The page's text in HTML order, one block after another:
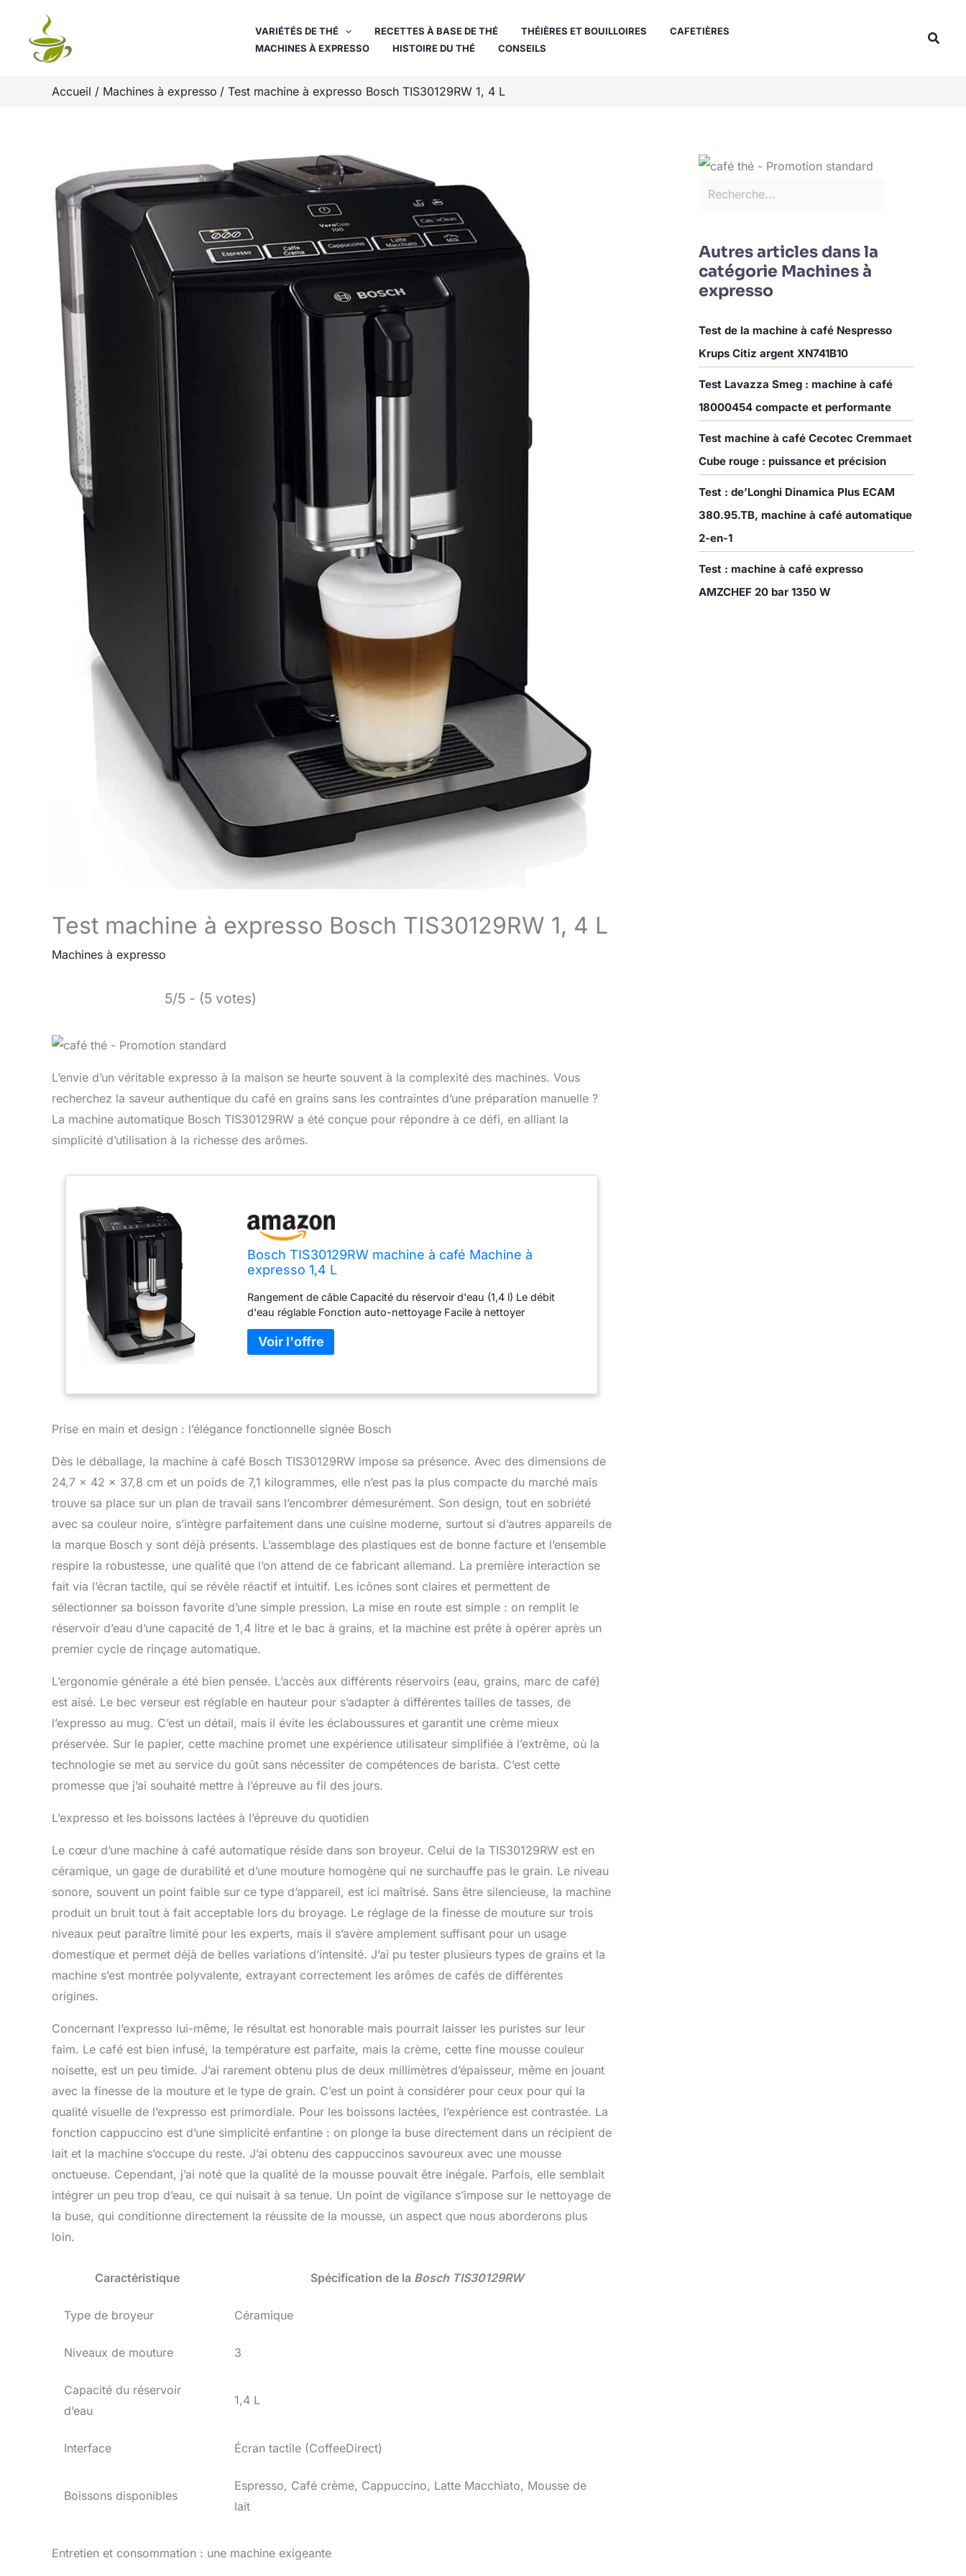
contenu
VARIÉTÉS DE THÉ RECETTES À BASE DE THÉ THÉIÈRES ET BOUILLOIRES
CAFETIÈRES
MACHINES À EXPRESSO
HISTOIRE DU THÉ CONSEILS
Accueil Machines à expresso Test machine à expresso Bosch TIS30129RW 1, 4 L
Test machine à expresso Bosch TIS30129RW 1, 4 L
Machines à expresso
5/5 - (5 votes)
L’envie d’un véritable expresso à la maison se heurte souvent à la complexité des machines. Vous
recherchez la saveur authentique du café en grains sans les contraintes d’une préparation manuelle ?
La machine automatique Bosch TIS30129RW a été conçue pour répondre à ce défi, en alliant la
simplicité d’utilisation à la richesse des arômes.
Bosch TIS30129RW machine à café Machine à
expresso 1,4 L
Rangement de câble Capacité du réservoir d'eau (1,4 l) Le débit
d'eau réglable Fonction auto-nettoyage Facile à nettoyer
Prise en main et design : l’élégance fonctionnelle signée Bosch
Dès le déballage, la machine à café Bosch TIS30129RW impose sa présence. Avec des dimensions de
24,7 x 42 x 37,8 cm et un poids de 7,1 kilogrammes, elle n’est pas la plus compacte du marché mais
trouve sa place sur un plan de travail sans l’encombrer démesurément. Son design, tout en sobriété
avec sa couleur noire, s’intègre parfaitement dans une cuisine moderne, surtout si d’autres appareils de
la marque Bosch y sont déjà présents. L’assemblage des plastiques est de bonne facture et l’ensemble
respire la robustesse, une qualité que l’on attend de ce fabricant allemand. La première interaction se
fait via l’écran tactile, qui se révèle réactif et intuitif. Les icônes sont claires et permettent de
sélectionner sa boisson favorite d’une simple pression. La mise en route est simple : on remplit le
réservoir d’eau d’une capacité de 1,4 litre et le bac à grains, et la machine est prête à opérer après un
premier cycle de rinçage automatique.
L’ergonomie générale a été bien pensée. L’accès aux différents réservoirs (eau, grains, marc de café)
est aisé. Le bec verseur est réglable en hauteur pour s’adapter à différentes tailles de tasses, de
l’expresso au mug. C’est un détail, mais il évite les éclaboussures et garantit une crème mieux
préservée. Sur le papier, cette machine promet une expérience utilisateur simplifiée à l’extrême, où la
technologie se met au service du goût sans nécessiter de compétences de barista. C’est cette
promesse que j’ai souhaité mettre à l’épreuve au fil des jours.
L’expresso et les boissons lactées à l’épreuve du quotidien
Le cœur d’une machine à café automatique réside dans son broyeur. Celui de la TIS30129RW est en
céramique, un gage de durabilité et d’une mouture homogène qui ne surchauffe pas le grain. Le niveau
sonore, souvent un point faible sur ce type d’appareil, est ici maîtrisé. Sans être silencieuse, la machine
produit un bruit tout à fait acceptable lors du broyage. Le réglage de la finesse de mouture sur trois
niveaux peut paraître limité pour les experts, mais il s’avère amplement suffisant pour un usage
domestique et permet déjà de belles variations d’intensité. J’ai pu tester plusieurs types de grains et la
machine s’est montrée polyvalente, extrayant correctement les arômes de cafés de différentes
origines.
Concernant l’expresso lui-même, le résultat est honorable mais pourrait laisser les puristes sur leur
faim. Le café est bien infusé, la température est parfaite, mais la crème, cette fine mousse couleur
noisette, est un peu timide. J’ai rarement obtenu plus de deux millimètres d’épaisseur, même en jouant
avec la finesse de la mouture et le type de grain. C’est un point à considérer pour ceux pour qui la
qualité visuelle de l’expresso est primordiale. Pour les boissons lactées, l’expérience est contrastée. La
fonction cappuccino est d’une simplicité enfantine : on plonge la buse directement dans un récipient de
lait et la machine s’occupe du reste. J’ai obtenu des cappuccinos savoureux avec une mousse
onctueuse. Cependant, j’ai noté que la qualité de la mousse pouvait être inégale. Parfois, elle semblait
intégrer un peu trop d’eau, ce qui nuisait à sa tenue. Un point de vigilance s’impose sur le nettoyage de
la buse, qui conditionne directement la réussite de la mousse, un aspect que nous aborderons plus
loin.
Caractéristique Spécification de la Bosch TIS30129RW
Type de broyeur Céramique
Niveaux de mouture 3
Capacité du réservoir
d’eau
1,4 L
Interface Écran tactile (CoffeeDirect)
Boissons disponibles
Espresso, Café crème, Cappuccino, Latte Macchiato, Mousse de
lait
Entretien et consommation : une machine exigeante
Autres articles dans la
catégorie Machines à
expresso
Test de la machine à café Nespresso
Krups Citiz argent XN741B10
Test Lavazza Smeg : machine à café
18000454 compacte et performante
Test machine à café Cecotec Cremmaet
Cube rouge : puissance et précision
Test : de’Longhi Dinamica Plus ECAM
380.95.TB, machine à café automatique
2-en-1
Test : machine à café expresso
AMZCHEF 20 bar 1350 W